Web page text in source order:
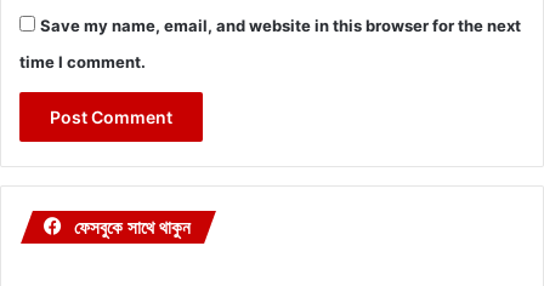
Save my name, email, and website in this browser for the next
time I comment.
ফেসবুকে সাথে থাকুন